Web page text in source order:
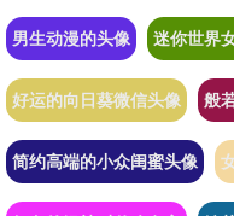
男生动漫的头像 迷你世界
好运的向日葵微信头像 般
简约高端的小众闺蜜头像